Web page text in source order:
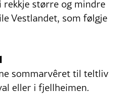
rekkje større og mindre
Vestlandet, som følgje
sommarvêret til teltliv
eller i fjellheimen.